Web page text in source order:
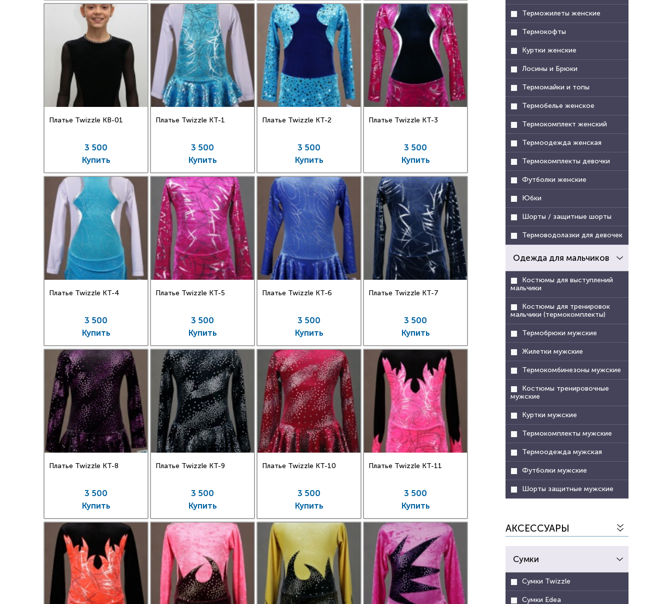
Платье Twizzle КВ-01
3 500
Купить
Платье Twizzle КT-1
3 500
Купить
Платье Twizzle КT-2
3 500
Купить
Платье Twizzle КT-3
3 500
Купить
Платье Twizzle КT-4
3 500
Купить
Платье Twizzle КT-5
3 500
Купить
Платье Twizzle КT-6
3 500
Купить
Платье Twizzle КT-7
3 500
Купить
Платье Twizzle КT-8
3 500
Купить
Платье Twizzle КT-9
3 500
Купить
Платье Twizzle КT-10
3 500
Купить
Платье Twizzle КT-11
3 500
Купить
Терможилеты женские
Термокофты
Куртки женские
Лосины и Брюки
Термомайки и топы
Термобелье женское
Термокомплект женский
Термоодежда женская
Термокомплекты девочки
Футболки женские
Юбки
Шорты / защитные шорты
Термоводолазки для девочек
Одежда для мальчиков
Костюмы для выступлений
мальчики
Костюмы для тренировок
мальчики (термокомплекты)
Термобрюки мужские
Жилетки мужские
Термокомбинезоны мужские
Костюмы тренировочные
мужские
Куртки мужские
Термокомплекты мужские
Термоодежда мужская
Футболки мужские
Шорты защитные мужские
АКСЕССУАРЫ
Сумки
Сумки Twizzle
Сумки Edea